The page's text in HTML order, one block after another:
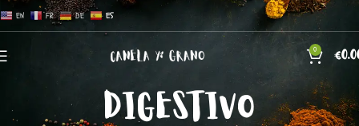
EN FR DE ES
0 €
DIGESTIVO